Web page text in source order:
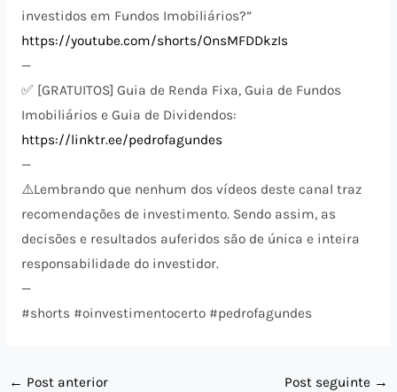
investidos em Fundos Imobiliários?”
https://youtube.com/shorts/OnsMFDDkzIs
—
✅ [GRATUITOS] Guia de Renda Fixa, Guia de Fundos
Imobiliários e Guia de Dividendos:
https://linktr.ee/pedrofagundes
—
⚠️​Lembrando que nenhum dos vídeos deste canal traz
recomendações de investimento. Sendo assim, as
decisões e resultados auferidos são de única e inteira
responsabilidade do investidor.
—
#shorts #oinvestimentocerto #pedrofagundes
← Post anterior Post seguinte →